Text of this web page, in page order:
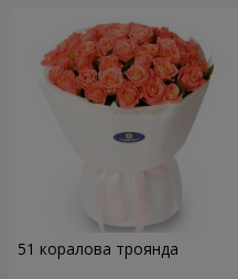
51 коралова троянда